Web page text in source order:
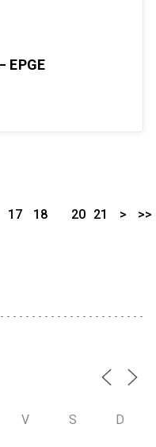
EPGE
17
18
20 21 > >>
V S D